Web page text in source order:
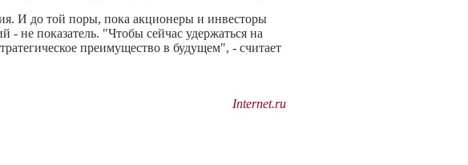
И до той поры, пока акционеры и инвесторы
не показатель. "Чтобы сейчас удержаться на
преимущество в будущем", - считает
Internet.ru